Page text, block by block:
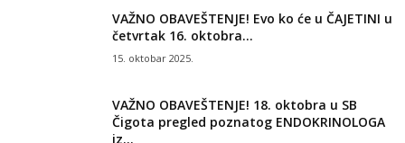
VAŽNO OBAVEŠTENJE! Evo ko će u ČAJETINI u
četvrtak 16. oktobra...
15. oktobar 2025.
VAŽNO OBAVEŠTENJE! 18. oktobra u SB
Čigota pregled poznatog ENDOKRINOLOGA
iz...